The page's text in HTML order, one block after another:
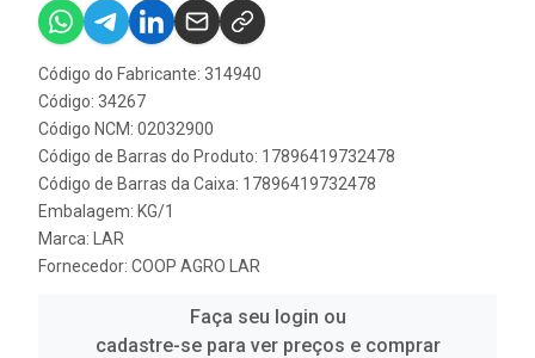
Código do Fabricante: 314940
Código: 34267
Código NCM: 02032900
Código de Barras do Produto: 17896419732478
Código de Barras da Caixa: 17896419732478
Embalagem: KG/1
Marca:
LAR
Fornecedor: COOP AGRO LAR
Faça seu login ou
cadastre-se para ver preços e comprar